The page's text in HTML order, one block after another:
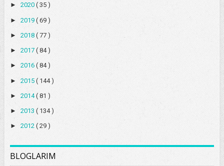
► 2020 ( 35 )
► 2019 ( 69 )
► 2018 ( 77 )
► 2017 ( 84 )
► 2016 ( 84 )
► 2015 ( 144 )
► 2014( 81 )
► 2013 ( 134 )
► 2012 ( 29 )
BLOGLARIM